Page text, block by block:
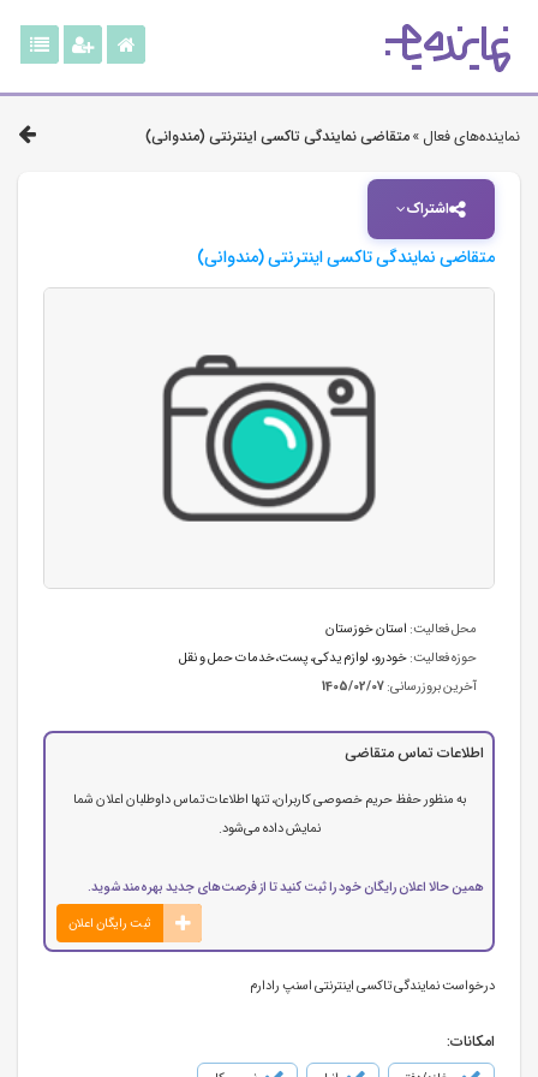
نماینده‌های فعال »متقاضی نمایندگی تاکسی اینترنتی (مندوانی)
اشتراک
متقاضی نمایندگی تاکسی اینترنتی (مندوانی)
محل فعالیت: استان خوزستان
حوزه فعالیت:خودرو، لوازم یدکی،پست،خدمات حمل و نقل
آخرین بروزرسانی:1405/02/07
اطلاعات تماس متقاضی
به منظور حفظ حریم خصوصی کاربران، تنها اطلاعات تماس داوطلبان اعلان شما
نمایش داده می‌شود.
همین حالا اعلان رایگان خود را ثبت کنید تا از فرصت‌های جدید بهره‌مند شوید.
ثبت رایگان اعلان
درخواست نمایندگی تاکسی اینترنتی اسنپ رادارم
امکانات: